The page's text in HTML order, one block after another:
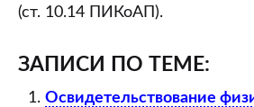
(ст. 10.14 ПИКоАП).
ЗАПИСИ ПО ТЕМЕ:
Освидетельствование